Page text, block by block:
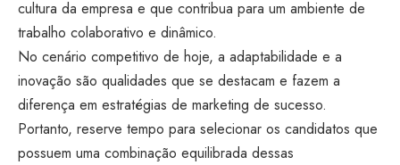
cultura da empresa e que contribua para um ambiente de
trabalho colaborativo e dinâmico.
No cenário competitivo de hoje, a adaptabilidade e a
inovação são qualidades que se destacam e fazem a
diferença em estratégias de marketing de sucesso.
Portanto, reserve tempo para selecionar os candidatos que
possuem uma combinação equilibrada dessas